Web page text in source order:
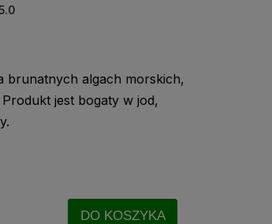
brunatnych algach morskich,
jest bogaty w jod,
DO KOSZYKA